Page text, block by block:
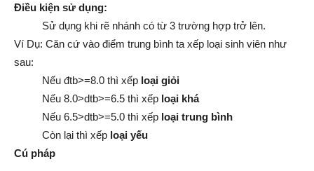
Điều kiện sử dụng:
Sử dụng khi rẽ nhánh có từ 3 trường hợp trở lên.
Ví Dụ: Căn cứ vào điểm trung bình ta xếp loại sinh viên như
sau:
Nếu đtb>=8.0 thì xếp loại giỏi
Nếu 8.0>dtb>=6.5 thì xếp loại khá
Nếu 6.5>dtb>=5.0 thì xếp loại trung bình
Còn lại thì xếp loại yếu
Cú pháp